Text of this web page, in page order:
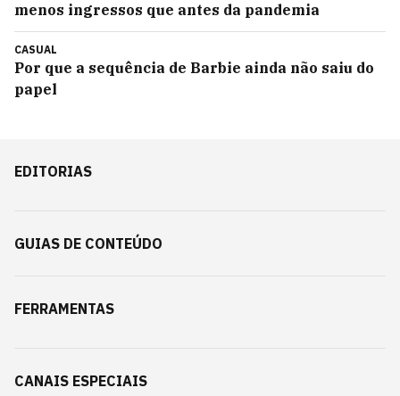
menos ingressos que antes da pandemia
CASUAL
Por que a sequência de Barbie ainda não saiu do
papel
EDITORIAS
GUIAS DE CONTEÚDO
FERRAMENTAS
CANAIS ESPECIAIS